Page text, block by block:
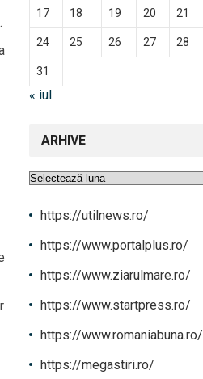
17 18 19 20 21
24 25 26 27 28
31
« iul.
ARHIVE
Arhive
https://utilnews.ro/
https://www.portalplus.ro/
https://www.ziarulmare.ro/
https://www.startpress.ro/
https://www.romaniabuna.ro/
https://megastiri.ro/